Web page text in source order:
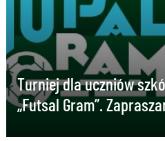
Turniej dla uczniów
„Futsal Gram”.